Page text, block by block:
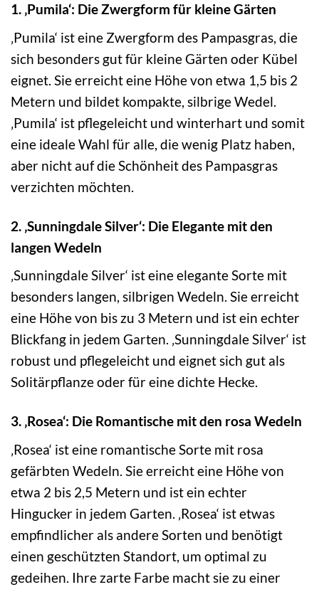
1. ‚Pumila‘: Die Zwergform für kleine Gärten
‚Pumila‘ ist eine Zwergform des Pampasgras, die
sich besonders gut für kleine Gärten oder Kübel
eignet. Sie erreicht eine Höhe von etwa 1,5 bis 2
Metern und bildet kompakte, silbrige Wedel.
‚Pumila‘ ist pflegeleicht und winterhart und somit
eine ideale Wahl für alle, die wenig Platz haben,
aber nicht auf die Schönheit des Pampasgras
verzichten möchten.
2. ‚Sunningdale Silver‘: Die Elegante mit den
langen Wedeln
‚Sunningdale Silver‘ ist eine elegante Sorte mit
besonders langen, silbrigen Wedeln. Sie erreicht
eine Höhe von bis zu 3 Metern und ist ein echter
Blickfang in jedem Garten. ‚Sunningdale Silver‘ ist
robust und pflegeleicht und eignet sich gut als
Solitärpflanze oder für eine dichte Hecke.
3. ‚Rosea‘: Die Romantische mit den rosa Wedeln
‚Rosea‘ ist eine romantische Sorte mit rosa
gefärbten Wedeln. Sie erreicht eine Höhe von
etwa 2 bis 2,5 Metern und ist ein echter
Hingucker in jedem Garten. ‚Rosea‘ ist etwas
empfindlicher als andere Sorten und benötigt
einen geschützten Standort, um optimal zu
gedeihen. Ihre zarte Farbe macht sie zu einer